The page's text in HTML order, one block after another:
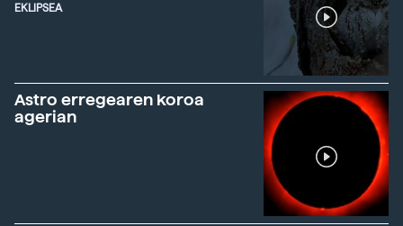
EKLIPSEA
Astro erregearen koroa
agerian